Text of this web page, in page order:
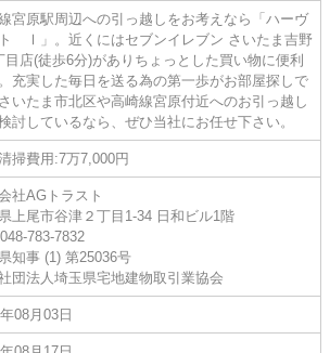
宮原駅周辺への引っ越しをお考えなら「ハーヴ
Ⅰ」。近くにはセブンイレブン さいたま吉野
目店(徒歩6分)がありちょっとした買い物に便利
充実した毎日を送る為の第一歩がお部屋探しで
いたま市北区や高崎線宮原付近へのお引っ越し
討しているなら、ぜひ当社にお任せ下さい。
掃費用:7万7,000円
社AGトラスト
上尾市谷津２丁目1-34 日和ビル1階
783-7832
知事 (1) 第25036号
団法人埼玉県宅地建物取引業協会
08月03日